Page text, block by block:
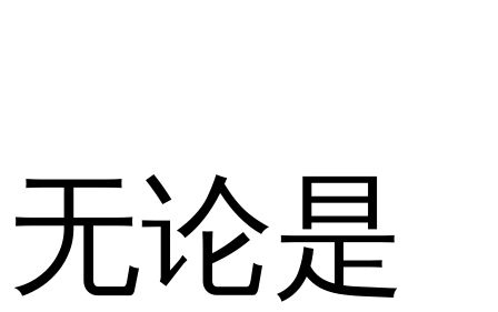
无论是